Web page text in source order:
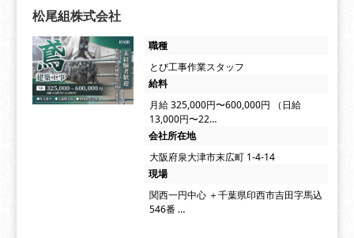
松尾組株式会社
職種
とび工事作業スタッフ
給料
月給 325,000円〜600,000円 （日給
13,000円〜22…
会社所在地
大阪府泉大津市末広町 1-4-14
現場
関西一円中心 ＋千葉県印西市吉田字馬込
546番 …